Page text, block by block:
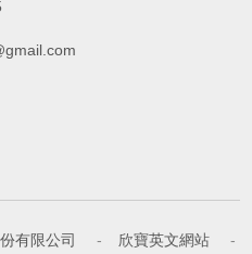
有限公司 - 欣寶英文網站
-